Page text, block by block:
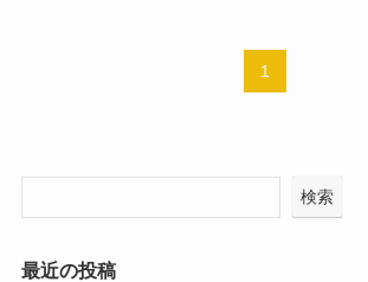
1
検索
最近の投稿